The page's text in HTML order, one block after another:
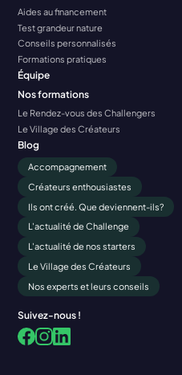
Aides au financement
Test grandeur nature
Conseils personnalisés
Formations pratiques
Équipe
Nos formations
Le Rendez-vous des Challengers
Le Village des Créateurs
Blog
Accompagnement
Créateurs enthousiastes
Ils ont créé. Que deviennent-ils?
L'actualité de Challenge
L'actualité de nos starters
Le Village des Créateurs
Nos experts et leurs conseils
Suivez-nous !